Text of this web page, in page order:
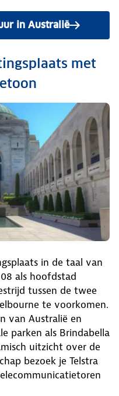
in Australië
met
in de taal van
als hoofdstad
tussen de twee
te voorkomen.
van Australië en
parken als Brindabella
uitzicht over de
bezoek je Telstra